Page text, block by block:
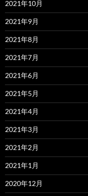
2021年10月
2021年9月
2021年8月
2021年7月
2021年6月
2021年5月
2021年4月
2021年3月
2021年2月
2021年1月
2020年12月